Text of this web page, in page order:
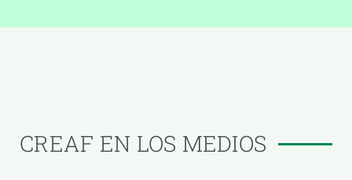
CREAF EN LOS MEDIOS